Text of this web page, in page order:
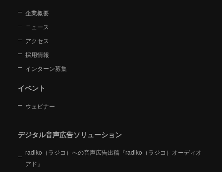
企業概要
ニュース
アクセス
採用情報
インターン募集
イベント
ウェビナー
デジタル音声広告ソリューション
radiko（ラジコ）への音声広告出稿『radiko（ラジコ）オーディオ
アド』